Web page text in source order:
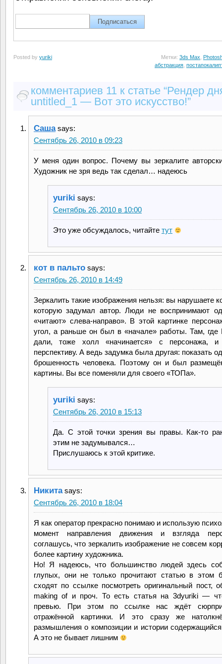
Posted by yuriki Метки: 3ds Max
абстракция
комментариев 11 к статье “Рендер
untitled_1 — Вот это искусство!”
Саша says:
Сентябрь 26, 2010 в 09:23
У меня один вопрос. Почему вы зеркалите
Художник не зря ведь так сделал… надеюсь
yuriki says:
Сентябрь 26, 2010 в 10:00
Это уже обсуждалось, читайте тут
кот в пальто says:
Сентябрь 26, 2010 в 14:49
Зеркалить такие изображения нельзя: вы нарушаете
которую задумал автор. Люди не воспринимают
«читают» слева-направо». В этой картинке
угол, а раньше он был в «начале» работы. Там,
дали, тоже холл «начинается» с персонажа,
перспективу. А ведь задумка была другая: показать
брошенность человека. Поэтому он и был
картины. Вы все поменяли для своего «ТОПа».
yuriki says:
Сентябрь 26, 2010 в 15:13
Да. С этой точки зрения вы правы. Как-то
этим не задумывался…
Прислушаюсь к этой критике.
Никита says:
Сентябрь 26, 2010 в 18:04
Я как оператор прекрасно понимаю и использую
момент направления движения и взгляда
соглашусь, что зеркалить изображение не совсем
более картину художника.
Но! Я надеюсь, что большинство людей здесь
глупых, они не только прочитают статью в этом
сходят по ссылке посмотреть оригинальный пост,
making of и проч. То есть статья на 3dyuriki —
превью. При этом по ссылке нас ждёт
отражённой картинки. И это сразу же
размышления о композиции и истории
А это не бывает лишним